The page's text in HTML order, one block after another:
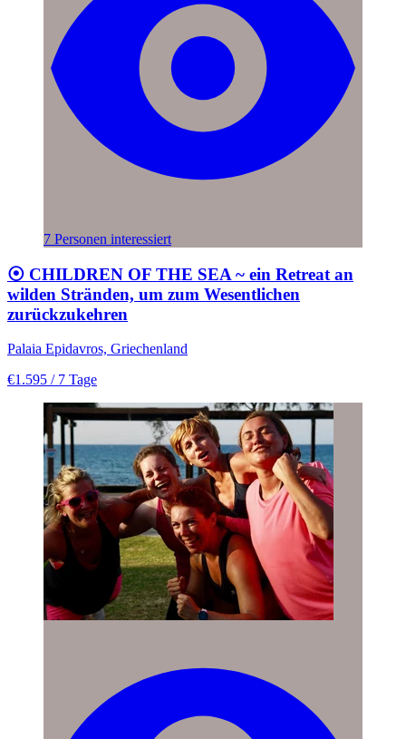
7 Personen interessiert
⦿ CHILDREN OF THE SEA ~ ein Retreat an
wilden Stränden, um zum Wesentlichen
zurückzukehren
Palaia Epidavros, Griechenland
€1.595 / 7 Tage